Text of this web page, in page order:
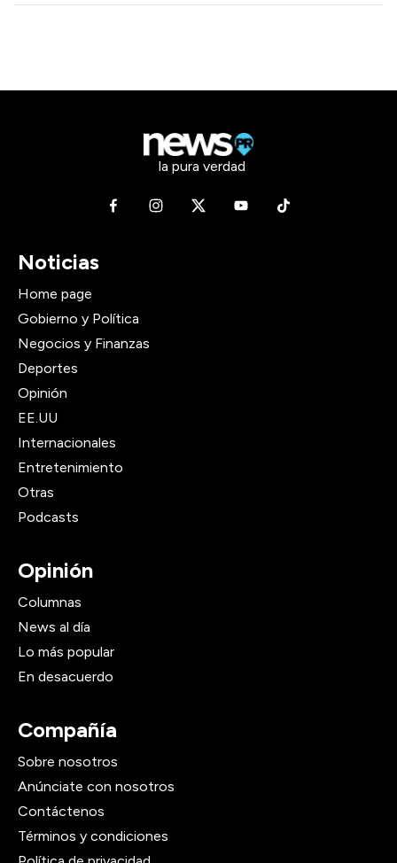
la pura verdad
Noticias
Home page
Gobierno y Política
Negocios y Finanzas
Deportes
Opinión
EE.UU
Internacionales
Entretenimiento
Otras
Podcasts
Opinión
Columnas
News al día
Lo más popular
En desacuerdo
Compañía
Sobre nosotros
Anúnciate con nosotros
Contáctenos
Términos y condiciones